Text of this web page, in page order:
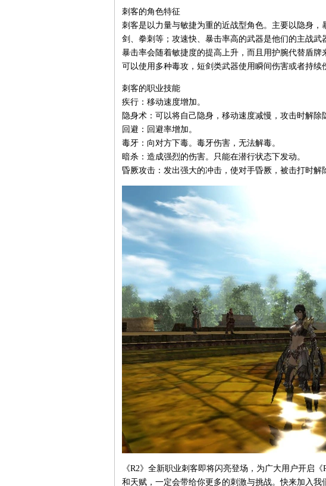
刺客的角色特征
刺客是以力量与敏捷为重的近战型角色。主要以隐身
剑、拳刺等；攻速快、暴击率高的武器是他们的主战武
暴击率会随着敏捷度的提高上升，而且用护腕代替盾牌
可以使用多种毒攻，短剑类武器使用瞬间伤害或者持续
刺客的职业技能
疾行：移动速度增加。
隐身术：可以将自己隐身，移动速度减慢，攻击时解除
回避：回避率增加。
毒牙：向对方下毒。毒牙伤害，无法解毒。
暗杀：造成强烈的伤害。只能在潜行状态下发动。
昏厥攻击：发出强大的冲击，使对手昏厥，被击打时解
《R2》全新职业刺客即将闪亮登场，为广大用户开启
和天赋，一定会带给你更多的刺激与挑战。快来加入我